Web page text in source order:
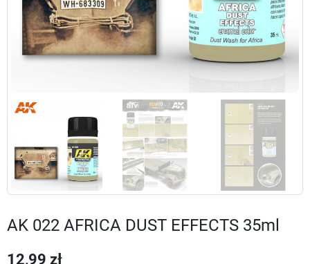
AK 022 AFRICA DUST EFFECTS 35ml
12,99 zł